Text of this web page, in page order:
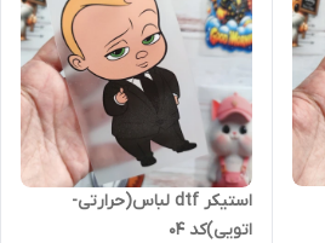
استیکر dtf لباس(حرارتی-
اتویی)کد ۰۴